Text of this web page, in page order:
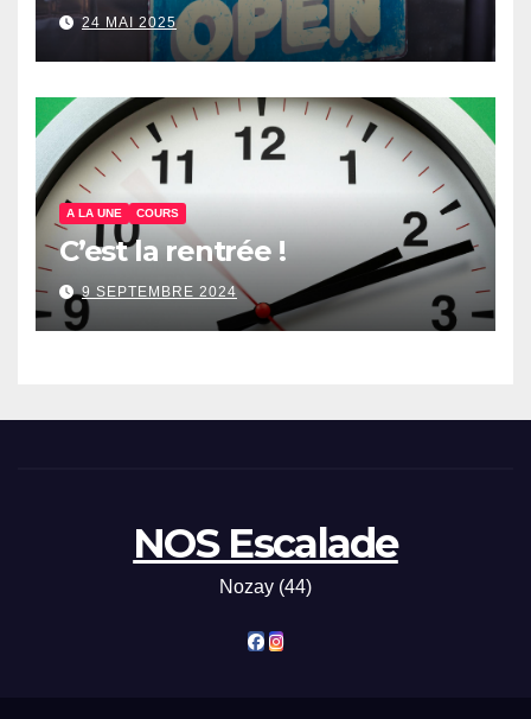
24 MAI 2025
A LA UNE COURS
C’est la rentrée !
9 SEPTEMBRE 2024
NOS Escalade
Nozay (44)